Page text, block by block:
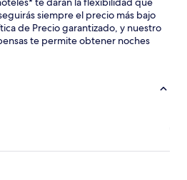
siempre el precio más bajo
de Precio garantizado, y nuestro
te permite obtener noches